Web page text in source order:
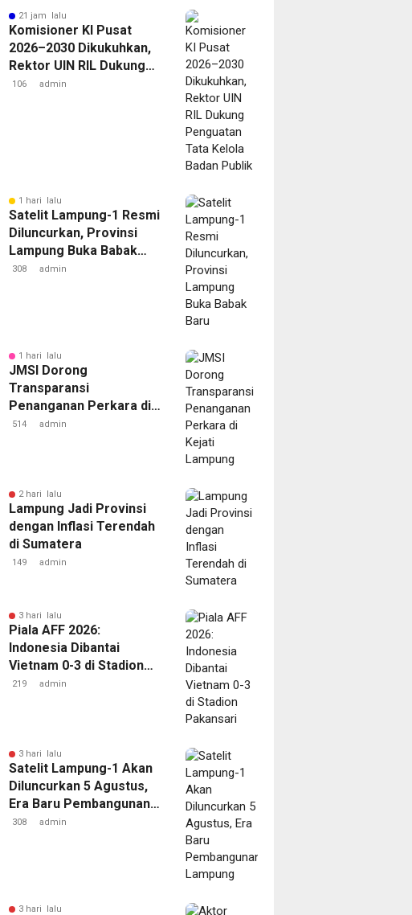
21 jam lalu
Komisioner KI Pusat
2026–2030 Dikukuhkan,
Rektor UIN RIL Dukung
Penguatan Tata Kelola
106 admin
1 hari lalu
Satelit Lampung-1 Resmi
Diluncurkan, Provinsi
Lampung Buka Babak
Baru
308 admin
1 hari lalu
JMSI Dorong
Transparansi
Penanganan Perkara di
Kejati Lampung
514 admin
2 hari lalu
Lampung Jadi Provinsi
dengan Inflasi Terendah
di Sumatera
149 admin
3 hari lalu
Piala AFF 2026:
Indonesia Dibantai
Vietnam 0-3 di Stadion
Pakansari
219 admin
3 hari lalu
Satelit Lampung-1 Akan
Diluncurkan 5 Agustus,
Era Baru Pembangunan
Lampung
308 admin
3 hari lalu